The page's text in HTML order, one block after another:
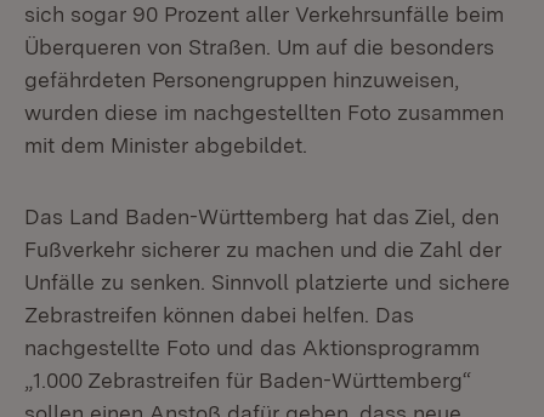
sich sogar 90 Prozent aller Verkehrsunfälle beim
Überqueren von Straßen. Um auf die besonders
gefährdeten Personengruppen hinzuweisen,
wurden diese im nachgestellten Foto zusammen
mit dem Minister abgebildet.
Das Land Baden-Württemberg hat das Ziel, den
Fußverkehr sicherer zu machen und die Zahl der
Unfälle zu senken. Sinnvoll platzierte und sichere
Zebrastreifen können dabei helfen. Das
nachgestellte Foto und das Aktionsprogramm
„1.000 Zebrastreifen für Baden-Württemberg“